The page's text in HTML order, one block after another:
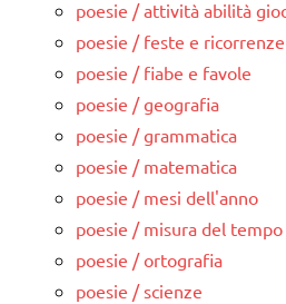
poesie / attività abilità
poesie / feste e ricorrenze
poesie / fiabe e favole
poesie / geografia
poesie / grammatica
poesie / matematica
poesie / mesi dell'anno
poesie / misura del tempo
poesie / ortografia
poesie / scienze